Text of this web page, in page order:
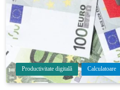
Productivitate digitală Calculatoare